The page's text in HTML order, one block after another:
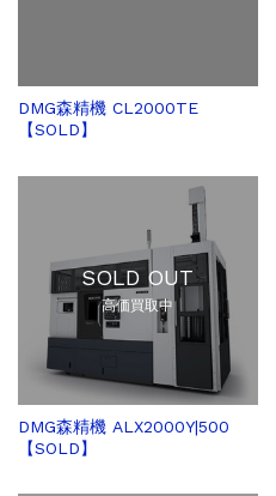
DMG森精機 CL2000TE
【SOLD】
SOLD OUT
高価買取中
DMG森精機 ALX2000Y|500
【SOLD】